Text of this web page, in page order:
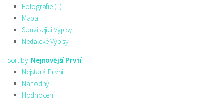
Fotografie (1)
Mapa
Související Výpisy
Nedaleké Výpisy
Sort by: Nejnovější První
Nejstarší První
Náhodný
Hodnocení